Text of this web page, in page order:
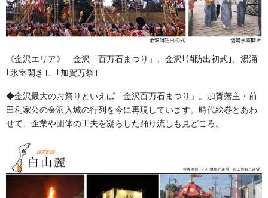
お祭り衣装・お祭り用品のご相談は金沢・森佐へお気軽にお問
《金沢エリア》 金沢「百万石まつり」、金沢｢消防出初式｣、湯涌
｢氷室開き｣、｢加賀万祭｣
◆金沢最大のお祭りといえば「金沢百万石まつり」。加賀藩主・前
田利家公の金沢入城の行列を今に再現しています。時代絵巻とあわ
せて、企業や団体の工夫を凝らした踊り流しも見どころ。